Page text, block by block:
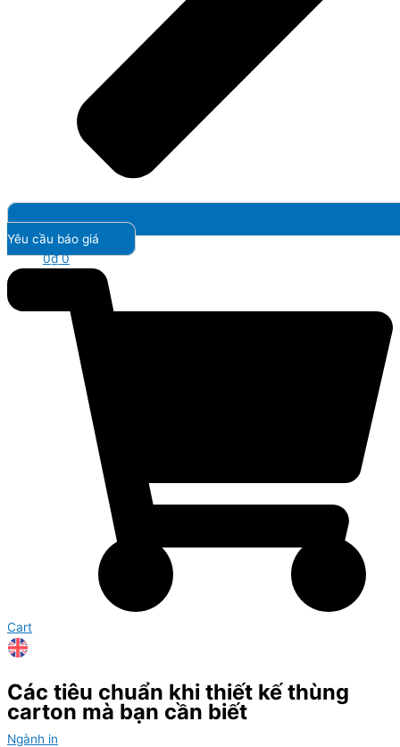
Yêu cầu báo giá
0₫ 0
Cart
Các tiêu chuẩn khi thiết kế thùng
carton mà bạn cần biết
Ngành in